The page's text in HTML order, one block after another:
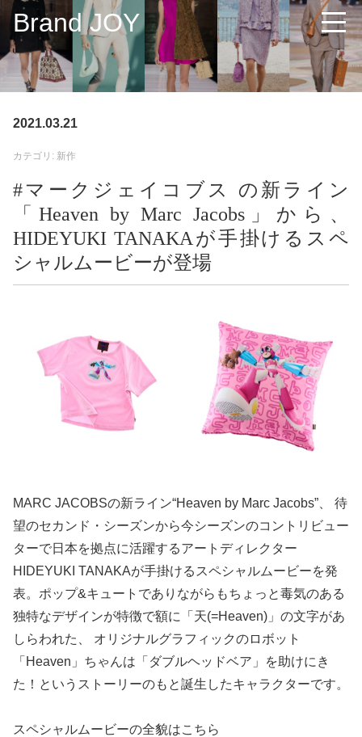
Brand JOY
2021.03.21
カテゴリ: 新作
#マークジェイコブス の新ライン
「Heaven by Marc Jacobs」から、
HIDEYUKI TANAKAが手掛けるスペ
シャルムービーが登場
MARC JACOBSの新ライン“Heaven by Marc Jacobs”、 待
望のセカンド・シーズンから今シーズンのコントリビュー
ターで日本を拠点に活躍するアートディレクター
HIDEYUKI TANAKAが手掛けるスペシャルムービーを発
表。ポップ&キュートでありながらもちょっと毒気のある
独特なデザインが特徴で額に「天(=Heaven)」の文字があ
しらわれた、 オリジナルグラフィックのロボット
「Heaven」ちゃんは「ダブルヘッドベア」を助けにき
た！というストーリーのもと誕生したキャラクターです。
スペシャルムービーの全貌はこちら